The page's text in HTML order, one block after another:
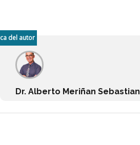
del autor
Dr. Alberto Meriñan Sebastian